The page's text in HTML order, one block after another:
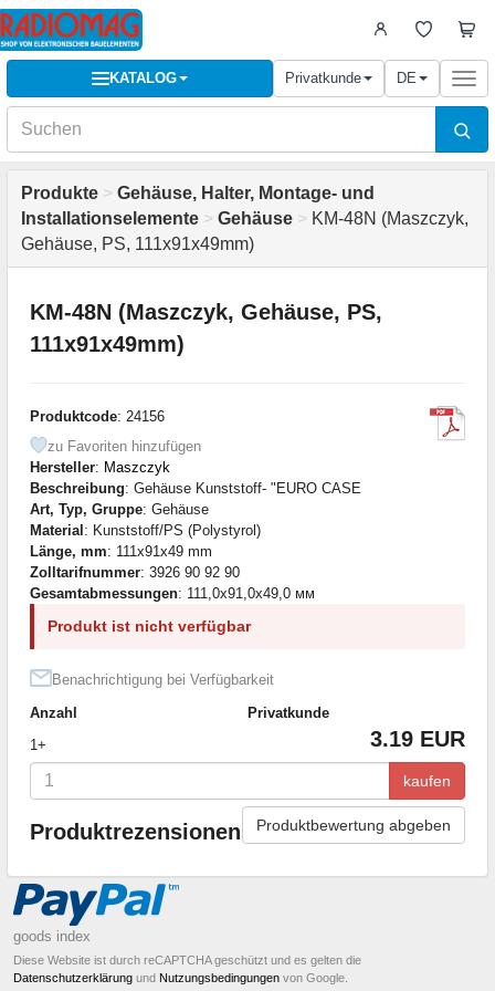
KATALOG Privatkunde DE
Produkte > Gehäuse, Halter, Montage- und
Installationselemente > Gehäuse > KM-48N (Maszczyk,
Gehäuse, PS, 111x91x49mm)
KM-48N (Maszczyk, Gehäuse, PS,
111x91x49mm)
Produktcode: 24156
zu Favoriten hinzufügen
Hersteller: Maszczyk
Beschreibung: Gehäuse Kunststoff- "EURO CASE
Art, Typ, Gruppe: Gehäuse
Material: Kunststoff/PS (Polystyrol)
Länge, mm: 111x91x49 mm
Zolltarifnummer: 3926 90 92 90
Gesamtabmessungen: 111,0x91,0x49,0 мм
Produkt ist nicht verfügbar
Benachrichtigung bei Verfügbarkeit
Anzahl
Privatkunde
1+
3.19 EUR
kaufen
Produktrezensionen Produktbewertung abgeben
goods index
Diese Website ist durch reCAPTCHA geschützt und es gelten die
Datenschutzerklärung und Nutzungsbedingungen von Google.